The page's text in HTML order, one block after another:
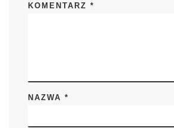
KOMENTARZ*
NAZWA*